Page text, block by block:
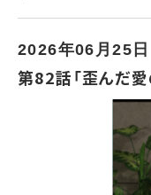
2026年06月25
第82話「歪んだ愛